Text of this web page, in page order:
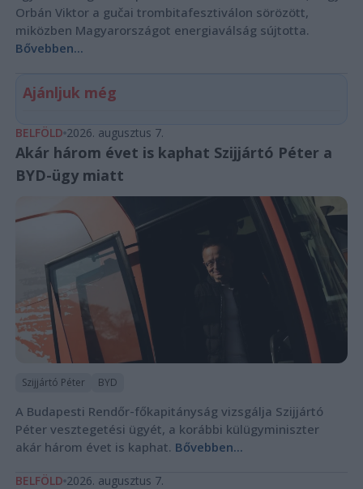
Orbán Viktor a gučai trombitafesztiválon sörözött,
miközben Magyarországot energiaválság sújtotta.
Bővebben...
Ajánljuk még
BELFÖLD 2026. augusztus 7.
Akár három évet is kaphat Szijjártó Péter a
BYD-ügy miatt
Szijjártó Péter BYD
A Budapesti Rendőr-főkapitányság vizsgálja Szijjártó
Péter vesztegetési ügyét, a korábbi külügyminiszter
akár három évet is kaphat. Bővebben...
BELFÖLD 2026. augusztus 7.